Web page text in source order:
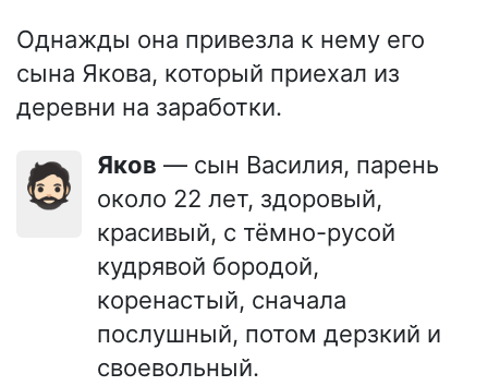
Однажды она привезла к нему его
сына Якова, который приехал из
деревни на заработки.
🧔🏻 Яков — сын Василия, парень
около 22 лет, здоровый,
красивый, с тёмно-русой
кудрявой бородой,
коренастый, сначала
послушный, потом дерзкий и
своевольный.